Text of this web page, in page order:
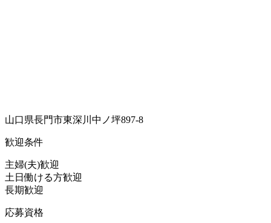
山口県長門市東深川中ノ坪897-8
歓迎条件
主婦(夫)歓迎
土日働ける方歓迎
長期歓迎
応募資格